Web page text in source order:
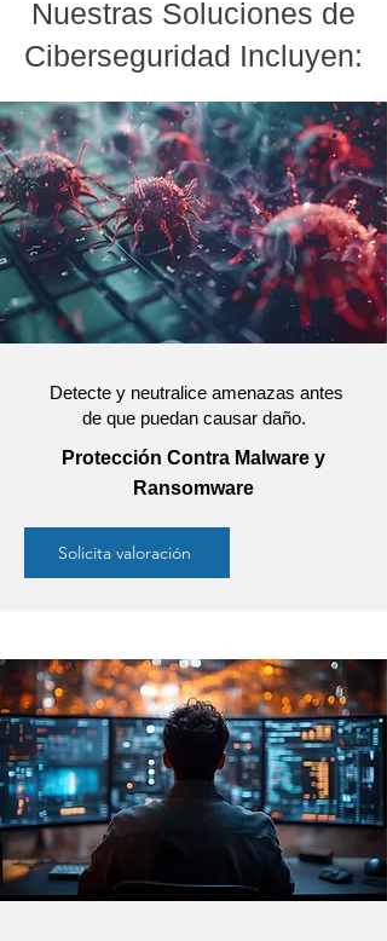
Nuestras Soluciones de
Ciberseguridad Incluyen:
Detecte y neutralice amenazas antes
de que puedan causar daño.
Protección Contra Malware y
Ransomware
Solicita valoración